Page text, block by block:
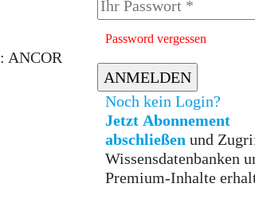
ANCOR
Password vergessen
Noch kein Login?
Jetzt Abonnement
abschließen
Wissensdatenbanken
Premium-Inhalte